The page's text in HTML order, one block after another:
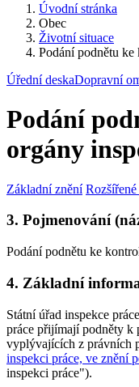
Úvodní stránka
Obec
Životní situace
Podání podnětu ke
Úřední deskaDopravní
Podání
orgány
Základní znění
3. Pojmenování
Podání podnětu ke
4. Základní
Státní úřad inspekce
práce přijímají podněty k
vyplývajících z právních
inspekci práce, ve znění
inspekci práce").